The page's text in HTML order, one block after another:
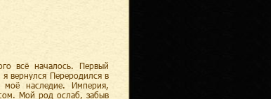
всё началось. Первый
вернулся Переродился в
наследие. Империя,
Мой род ослаб, забыв